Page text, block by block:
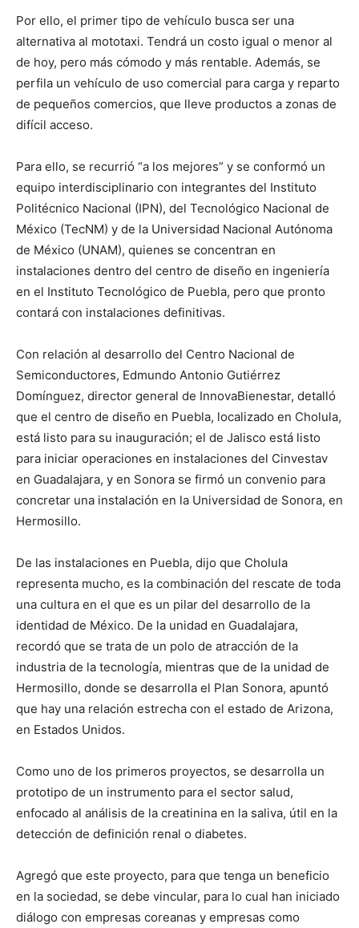
Por ello, el primer tipo de vehículo busca ser una
alternativa al mototaxi. Tendrá un costo igual o menor al
de hoy, pero más cómodo y más rentable. Además, se
perfila un vehículo de uso comercial para carga y reparto
de pequeños comercios, que lleve productos a zonas de
difícil acceso.
Para ello, se recurrió “a los mejores” y se conformó un
equipo interdisciplinario con integrantes del Instituto
Politécnico Nacional (IPN), del Tecnológico Nacional de
México (TecNM) y de la Universidad Nacional Autónoma
de México (UNAM), quienes se concentran en
instalaciones dentro del centro de diseño en ingeniería
en el Instituto Tecnológico de Puebla, pero que pronto
contará con instalaciones definitivas.
Con relación al desarrollo del Centro Nacional de
Semiconductores, Edmundo Antonio Gutiérrez
Domínguez, director general de InnovaBienestar, detalló
que el centro de diseño en Puebla, localizado en Cholula,
está listo para su inauguración; el de Jalisco está listo
para iniciar operaciones en instalaciones del Cinvestav
en Guadalajara, y en Sonora se firmó un convenio para
concretar una instalación en la Universidad de Sonora, en
Hermosillo.
De las instalaciones en Puebla, dijo que Cholula
representa mucho, es la combinación del rescate de toda
una cultura en el que es un pilar del desarrollo de la
identidad de México. De la unidad en Guadalajara,
recordó que se trata de un polo de atracción de la
industria de la tecnología, mientras que de la unidad de
Hermosillo, donde se desarrolla el Plan Sonora, apuntó
que hay una relación estrecha con el estado de Arizona,
en Estados Unidos.
Como uno de los primeros proyectos, se desarrolla un
prototipo de un instrumento para el sector salud,
enfocado al análisis de la creatinina en la saliva, útil en la
detección de definición renal o diabetes.
Agregó que este proyecto, para que tenga un beneficio
en la sociedad, se debe vincular, para lo cual han iniciado
diálogo con empresas coreanas y empresas como